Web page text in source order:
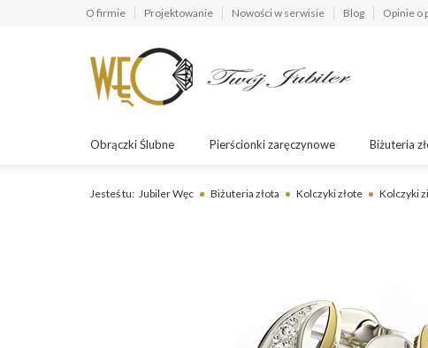
O firmie Projektowanie Nowości w serwisie Blog Opinie o
Obrączki Ślubne Pierścionki zaręczynowe Biżuteria
Jesteś tu: Jubiler Węc Biżuteria złota Kolczyki złote Kolczyki